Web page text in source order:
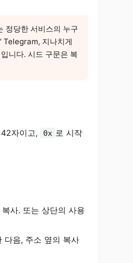
당한 서비스의 누구
Telegram, 지나치게
니다. 시드 구문은 복
자이고, 0x 로 시작
사. 또는 상단의 사용
음, 주소 옆의 복사